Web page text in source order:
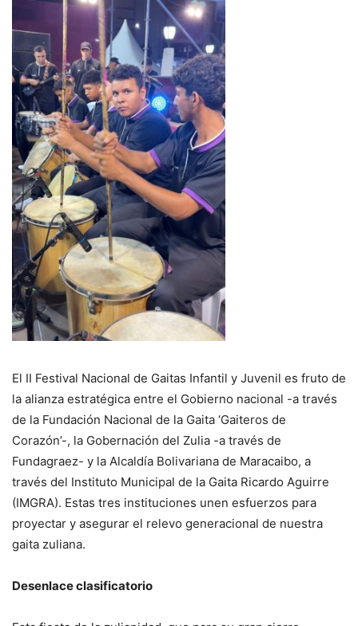
El II Festival Nacional de Gaitas Infantil y Juvenil es fruto de
la alianza estratégica entre el Gobierno nacional -a través
de la Fundación Nacional de la Gaita ‘Gaiteros de
Corazón’-, la Gobernación del Zulia -a través de
Fundagraez- y la Alcaldía Bolivariana de Maracaibo, a
través del Instituto Municipal de la Gaita Ricardo Aguirre
(IMGRA). Estas tres instituciones unen esfuerzos para
proyectar y asegurar el relevo generacional de nuestra
gaita zuliana.
Desenlace clasificatorio